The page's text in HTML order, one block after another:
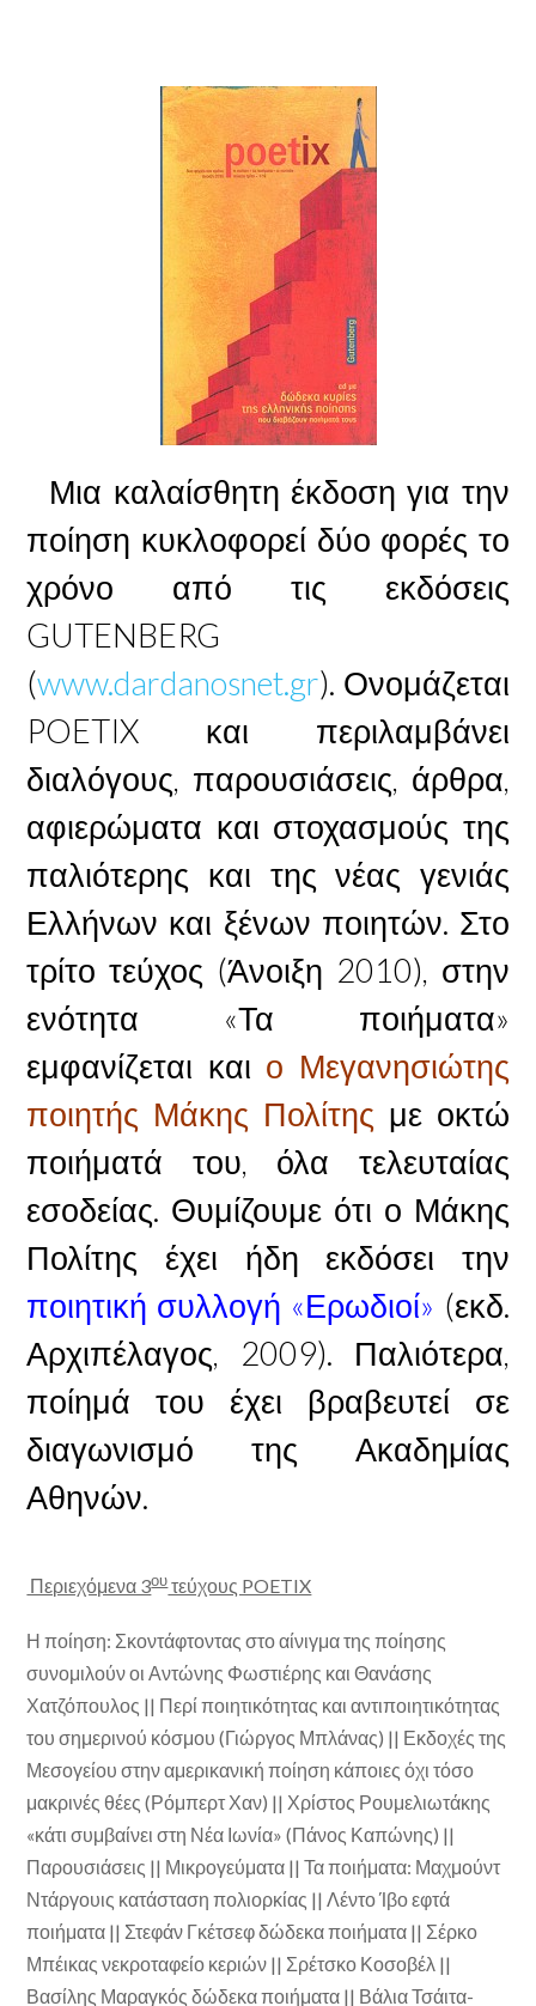
Μια καλαίσθητη έκδοση για την
ποίηση κυκλοφορεί δύο φορές το
χρόνο από τις εκδόσεις
GUTENBERG
(www.dardanosnet.gr). Ονομάζεται
POETIX και περιλαμβάνει
διαλόγους, παρουσιάσεις, άρθρα,
αφιερώματα και στοχασμούς της
παλιότερης και της νέας γενιάς
Ελλήνων και ξένων ποιητών. Στο
τρίτο τεύχος (Άνοιξη 2010), στην
ενότητα «Τα ποιήματα»
εμφανίζεται και ο Μεγανησιώτης
ποιητής Μάκης Πολίτης με οκτώ
ποιήματά του, όλα τελευταίας
εσοδείας. Θυμίζουμε ότι ο Μάκης
Πολίτης έχει ήδη εκδόσει την
ποιητική συλλογή «Ερωδιοί» (εκδ.
Αρχιπέλαγος, 2009). Παλιότερα,
ποίημά του έχει βραβευτεί σε
διαγωνισμό της Ακαδημίας
Αθηνών.
Περιεχόμενα 3ουτεύχους POETIX
Η ποίηση: Σκοντάφτοντας στο αίνιγμα της ποίησης
συνομιλούν οι Αντώνης Φωστιέρης και Θανάσης
Χατζόπουλος || Περί ποιητικότητας και αντιποιητικότητας
του σημερινού κόσμου (Γιώργος Μπλάνας) || Εκδοχές της
Μεσογείου στην αμερικανική ποίηση κάποιες όχι τόσο
μακρινές θέες (Ρόμπερτ Χαν) || Χρίστος Ρουμελιωτάκης
«κάτι συμβαίνει στη Νέα Ιωνία» (Πάνος Καπώνης) ||
Παρουσιάσεις || Μικρογεύματα || Τα ποιήματα: Μαχμούντ
Ντάργουις κατάσταση πολιορκίας || Λέντο Ίβο εφτά
ποιήματα || Στεφάν Γκέτσεφ δώδεκα ποιήματα || Σέρκο
Μπέικας νεκροταφείο κεριών || Σρέτσκο Κοσοβέλ ||
Βασίλης Μαραγκός δώδεκα ποιήματα || Βάλια Τσάιτα-